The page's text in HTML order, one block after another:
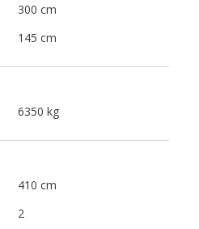
300 cm
145 cm
6350 kg
410 cm
2